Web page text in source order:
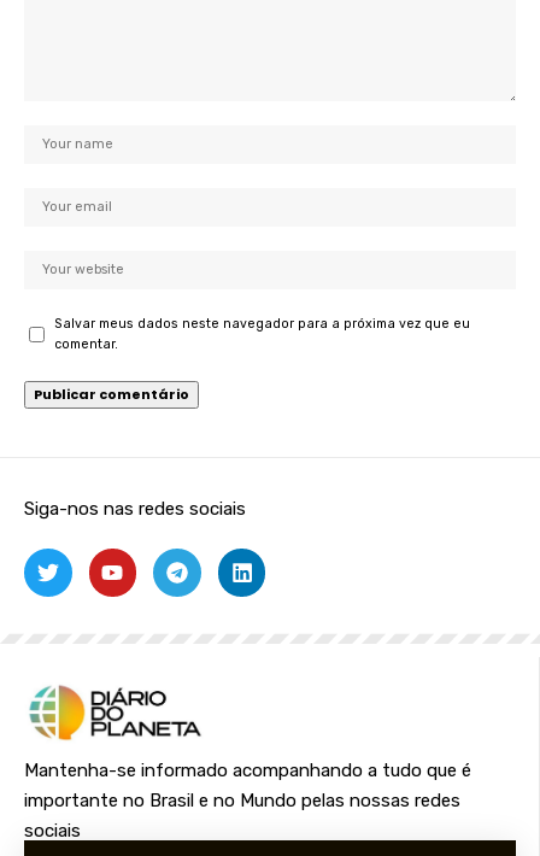
Salvar meus dados neste navegador para a próxima vez que eu
comentar.
Siga-nos nas redes sociais
Mantenha-se informado acompanhando a tudo que é
importante no Brasil e no Mundo pelas nossas redes
sociais